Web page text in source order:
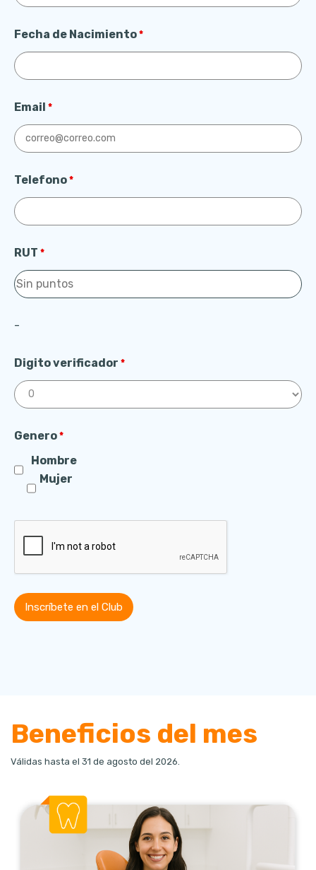
Fecha de Nacimiento*
Email *
Telefono*
RUT *
-
Digito verificador *
Genero*
Hombre
Mujer
Beneficios del mes
Válidas hasta el 31 de agosto del 2026.